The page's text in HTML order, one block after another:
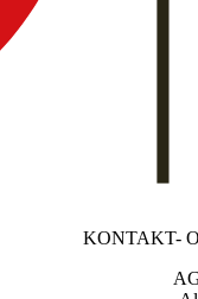
KONTAKT-